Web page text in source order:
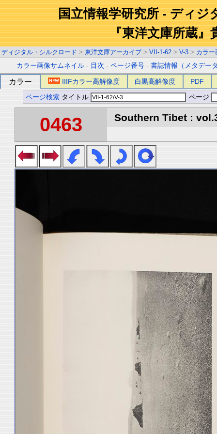
国立情報学研究所 - ディジ
『東洋文庫所蔵』
ディジタル・シルクロード > 東洋文庫アーカイブ > VII-1-62 > V-3 > カラー
カラー画像サムネイル - 目次 -ページ番号 -書誌情報（メタデー
カラー IIIFカラー高解像度 白黒高解像度 PDF
ページ検索 タイトル ページ
0463 Southern Tibet :